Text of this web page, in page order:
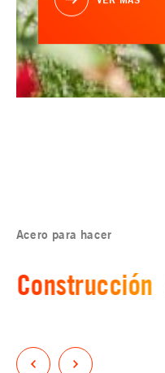
Acero para hacer
Construcción